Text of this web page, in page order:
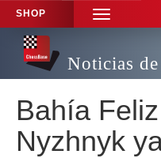
SHOP
TOGGLE
NAVIGATION
Noticias
Bahía Feliz
Nyzhnyk